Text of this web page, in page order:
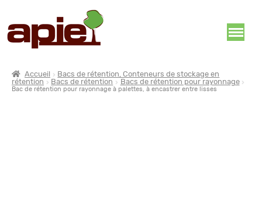
Accueil
Bacs de rétention, Conteneurs de stockage en
rétention
Bacs de rétention Bacs de rétention pour rayonnage
Bac de rétention pour rayonnage à palettes, à encastrer entre lisses